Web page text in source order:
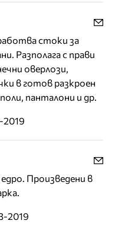
стоки за
Разполага с прави
оверлози,
в готов разкроен
панталони и др.
2019
Произведени в
2019